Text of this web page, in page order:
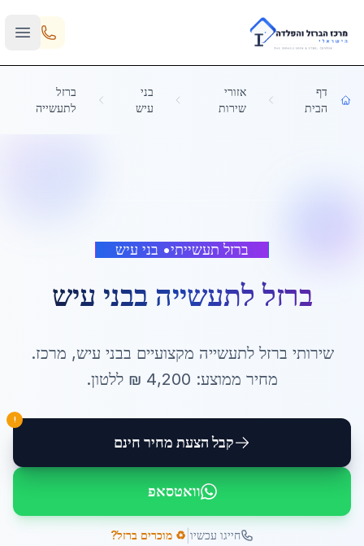
Skip to main content
דף
הבית
אזורי
שירות
בני
עיש
ברזל
לתעשייה
ברזל תעשייתי• בני עיש
ברזל לתעשייה בבני עיש
שירותי ברזל לתעשייה מקצועיים בבני עיש, מרכז.
מחיר ממוצע: 4,200 ₪ ללטון.
קבל הצעת מחיר חינם
!
וואטסאפ
חייגו עכשיו ♻️ מוכרים ברזל?